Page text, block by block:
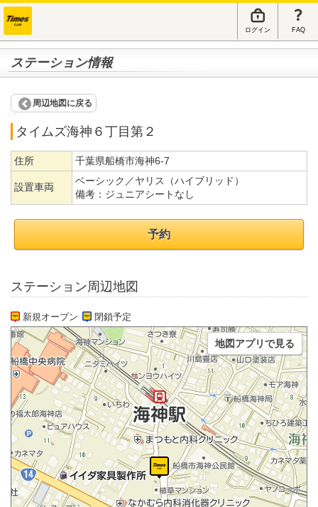
ログイン FAQ
ステーション情報
周辺地図に戻る
タイムズ海神６丁目第２
住所 千葉県船橋市海神6-7
設置車両
ベーシック／ヤリス（ハイブリッド）
備考： ジュニアシートなし
予約
ステーション周辺地図
新規オープン 閉鎖予定
地図アプリで見る